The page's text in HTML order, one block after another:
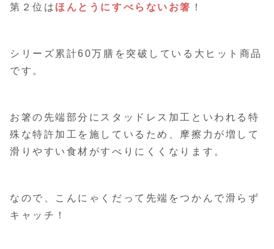
第２位は ほんとうにすべらないお箸 ！
シリーズ累計60万膳を突破している大ヒット商品
です。
お箸の先端部分にスタッドレス加工といわれる特
殊な特許加工を施しているため、摩擦力が増して
滑りやすい食材がすべりにくくなります。
なので、こんにゃくだって先端をつかんで滑らず
キャッチ！